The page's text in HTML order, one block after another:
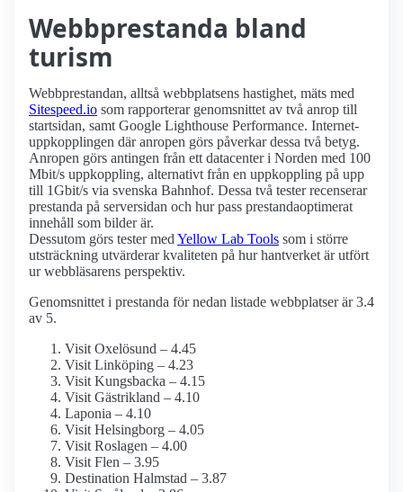
Webbprestanda bland
turism
Webbprestandan, alltså webbplatsens hastighet, mäts med
Sitespeed.io som rapporterar genomsnittet av två anrop till
startsidan, samt Google Lighthouse Performance. Internet­
uppkopplingen där anropen görs påverkar dessa två betyg.
Anropen görs antingen från ett datacenter i Norden med 100
Mbit/s uppkoppling, alternativt från en uppkoppling på upp
till 1Gbit/s via svenska Bahnhof. Dessa två tester recenserar
prestanda på serversidan och hur pass prestanda­optimerat
innehåll som bilder är.
Dessutom görs tester med Yellow Lab Tools som i större
utsträckning utvärderar kvaliteten på hur hantverket är utfört
ur webbläsarens perspektiv.
Genomsnittet i prestanda för nedan listade webbplatser är 3.4
av 5.
Visit Oxelösund – 4.45
Visit Linköping – 4.23
Visit Kungsbacka – 4.15
Visit Gästrikland – 4.10
Laponia – 4.10
Visit Helsingborg – 4.05
Visit Roslagen – 4.00
Visit Flen – 3.95
Destination Halmstad – 3.87